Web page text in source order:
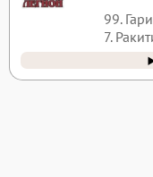
99.
7.